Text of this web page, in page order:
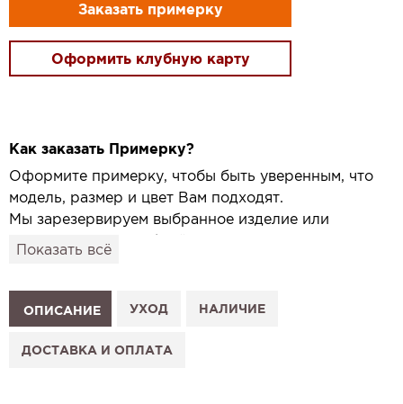
Заказать примерку
Оформить клубную карту
Как заказать Примерку?
Оформите примерку, чтобы быть уверенным, что
модель, размер и цвет Вам подходят.
Мы зарезервируем выбранное изделие или
привезём его в удобный для вас салон и
1. Выберите изделие на сайте.
2. Нажмите «Заказать примерку» и выберите салон.
3. Заполните форму и отправьте заявку.
Показать всё
ОПИСАНИЕ УХОД НАЛИЧИЕ
ДОСТАВКА И ОПЛАТА